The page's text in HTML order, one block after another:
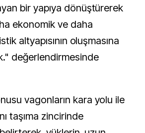
bir yapıya dönüştürerek
ekonomik ve daha
altyapısının oluşmasına
değerlendirmesinde
vagonların kara yolu ile
taşıma zincirinde